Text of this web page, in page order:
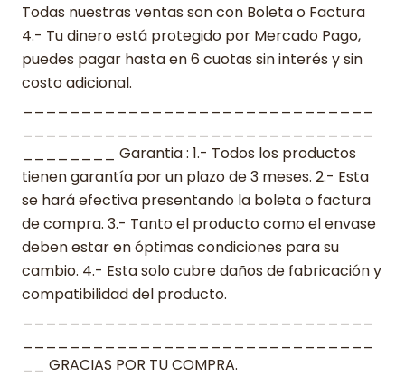
Todas nuestras ventas son con Boleta o Factura
4.- Tu dinero está protegido por Mercado Pago,
puedes pagar hasta en 6 cuotas sin interés y sin
costo adicional.
________ Garantia : 1.- Todos los productos
tienen garantía por un plazo de 3 meses. 2.- Esta
se hará efectiva presentando la boleta o factura
de compra. 3.- Tanto el producto como el envase
deben estar en óptimas condiciones para su
cambio. 4.- Esta solo cubre daños de fabricación y
compatibilidad del producto.
__ GRACIAS POR TU COMPRA.